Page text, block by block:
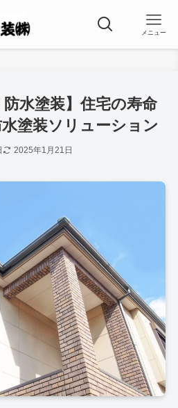
メニュー
防水塗装】住宅の寿命
塗装ソリューション
2025年1月21日